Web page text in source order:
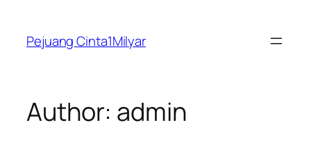
content
Pejuang Cinta1Milyar
Author: admin